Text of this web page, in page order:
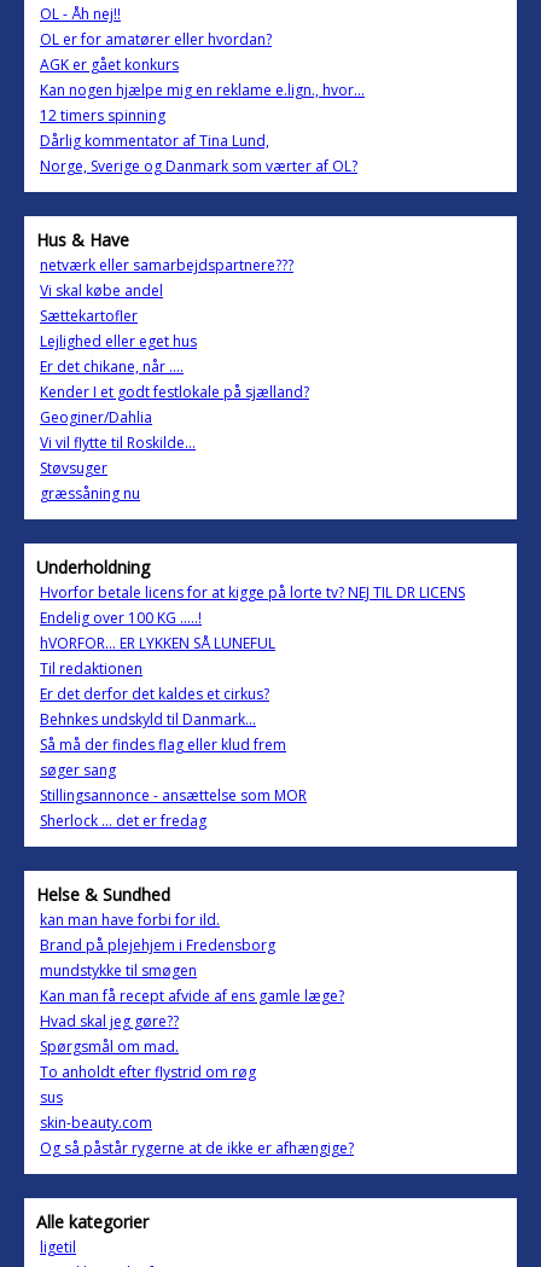
OL - Åh nej!!
OL er for amatører eller hvordan?
AGK er gået konkurs
Kan nogen hjælpe mig en reklame e.lign., hvor...
12 timers spinning
Dårlig kommentator af Tina Lund,
Norge, Sverige og Danmark som værter af OL?
Hus & Have
netværk eller samarbejdspartnere???
Vi skal købe andel
Sættekartofler
Lejlighed eller eget hus
Er det chikane, når ....
Kender I et godt festlokale på sjælland?
Geoginer/Dahlia
Vi vil flytte til Roskilde...
Støvsuger
græssåning nu
Underholdning
Hvorfor betale licens for at kigge på lorte tv? NEJ TIL DR LICENS
Endelig over 100 KG .....!
hVORFOR... ER LYKKEN SÅ LUNEFUL
Til redaktionen
Er det derfor det kaldes et cirkus?
Behnkes undskyld til Danmark...
Så må der findes flag eller klud frem
søger sang
Stillingsannonce - ansættelse som MOR
Sherlock ... det er fredag
Helse & Sundhed
kan man have forbi for ild.
Brand på plejehjem i Fredensborg
mundstykke til smøgen
Kan man få recept afvide af ens gamle læge?
Hvad skal jeg gøre??
Spørgsmål om mad.
To anholdt efter flystrid om røg
sus
skin-beauty.com
Og så påstår rygerne at de ikke er afhængige?
Alle kategorier
ligetil